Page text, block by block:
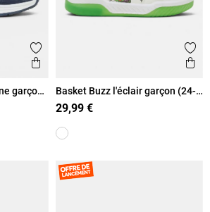
Ajouter aux favoris
Aperçu rapide
garçon
Basket Buzz l'éclair garçon (24-
30)
29,99 €